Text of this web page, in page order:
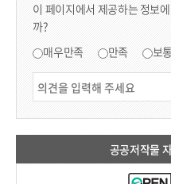
이 페이지에서 제공하는 정보
까?
매우만족 만족 보통
공공저작물